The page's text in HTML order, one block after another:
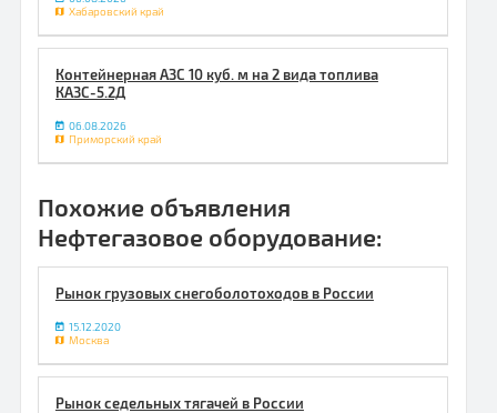
Хабаровский край
Контейнерная АЗС 10 куб. м на 2 вида топлива
КАЗС-5.2Д
06.08.2026
Приморский край
Похожие объявления
Нефтегазовое оборудование:
Рынок грузовых снегоболотоходов в России
15.12.2020
Москва
Рынок седельных тягачей в России